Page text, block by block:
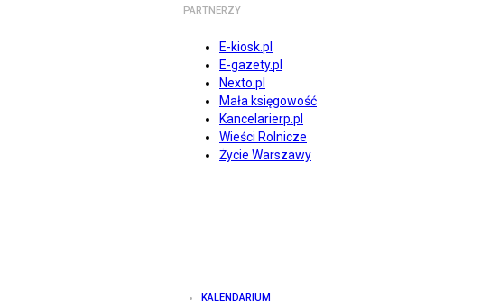
PARTNERZY
E-kiosk.pl
E-gazety.pl
Nexto.pl
Mała księgowość
Kancelarierp.pl
Wieści Rolnicze
Życie Warszawy
KALENDARIUM